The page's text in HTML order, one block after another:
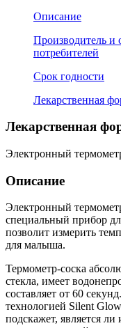
Описание
Производитель и
потребителей
Срок годности
Лекарственная
Лекарственная
Электронный
Описание
Электронный
специальный прибор
позволит измерить
для малыша.
Термометр-соска
стекла, имеет
составляет от 60
технологией Silent
подскажет, является